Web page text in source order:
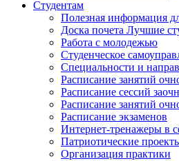
Студентам
Полезная информация
Доска почета Лучшие
Работа с молодежью
Студенческое
Специальности и
Расписание занятий
Расписание сессий
Расписание занятий
Расписание экзаменов
Интернет-тренажеры в
Патриотические
Организация практики